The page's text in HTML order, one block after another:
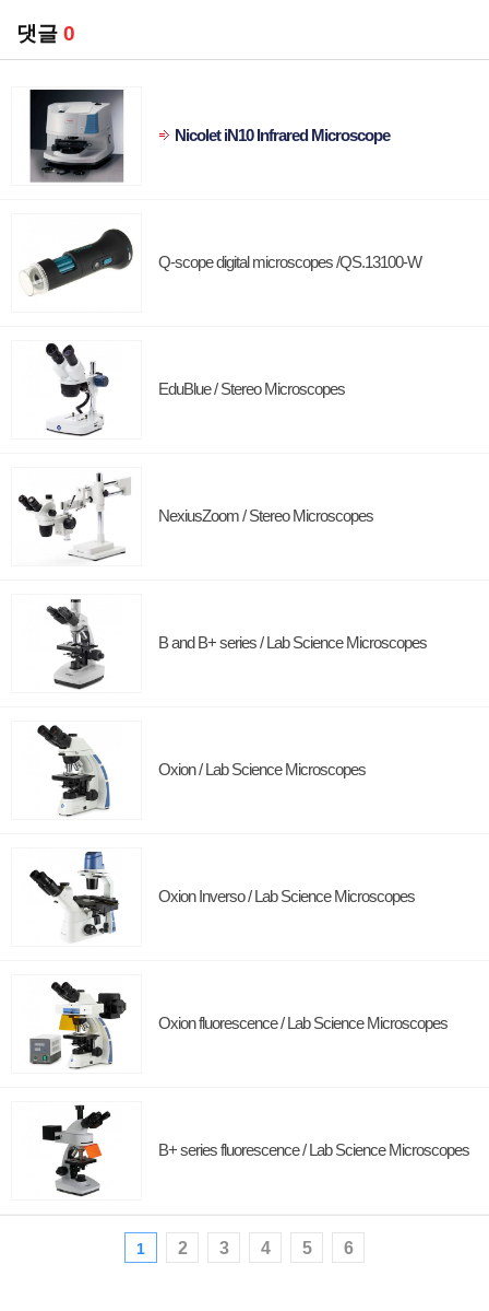
댓글 0
Nicolet iN10 Infrared Microscope
Q-scope digital microscopes /QS.13100-W
EduBlue / Stereo Microscopes
NexiusZoom / Stereo Microscopes
B and B+ series / Lab Science Microscopes
Oxion / Lab Science Microscopes
Oxion Inverso / Lab Science Microscopes
Oxion fluorescence / Lab Science Microscopes
B+ series fluorescence / Lab Science Microscopes
1 2 3 4 5 6